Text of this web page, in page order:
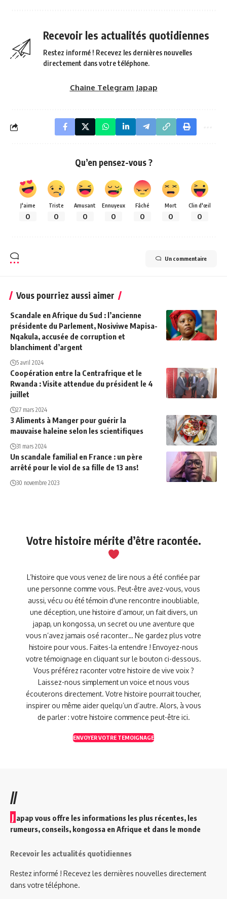
Recevoir les actualités quotidiennes
Restez informé ! Recevez les dernières nouvelles
directement dans votre téléphone.
Chaine Telegram Japap
Qu’en pensez-vous ?
J'aime
0
Triste
0
Amusant
0
Ennuyeux
0
Fâché
0
Mort
0
Clin d'œil
0
Un commentaire
Vous pourriez aussi aimer
Scandale en Afrique du Sud : l’ancienne
présidente du Parlement, Nosiviwe Mapisa-
Nqakula, accusée de corruption et
blanchiment d’argent
5 avril 2024
Coopération entre la Centrafrique et le
Rwanda : Visite attendue du président le 4
juillet
27 mars 2024
3 Aliments à Manger pour guérir la
mauvaise haleine selon les scientifiques
31 mars 2024
Un scandale familial en France : un père
arrêté pour le viol de sa fille de 13 ans!
30 novembre 2023
Votre histoire mérite d’être racontée.
L’histoire que vous venez de lire nous a été confiée par
une personne comme vous. Peut-être avez-vous, vous
aussi, vécu ou été témoin d'une rencontre inoubliable,
une déception, une histoire d’amour, un fait divers, un
japap, un kongossa, un secret ou une aventure que
vous n’avez jamais osé raconter… Ne gardez plus votre
histoire pour vous. Faites-la entendre ! Envoyez-nous
votre témoignage en cliquant sur le bouton ci-dessous.
Vous préférez raconter votre histoire de vive voix ?
Laissez-nous simplement un voice et nous vous
écouterons directement. Votre histoire pourrait toucher,
inspirer ou même aider quelqu’un d’autre. Alors, à vous
de parler : votre histoire commence peut-être ici.
ENVOYER VOTRE TEMOIGNAGE
//
J apap vous offre les informations les plus récentes, les
rumeurs, conseils, kongossa en Afrique et dans le monde
Recevoir les actualités quotidiennes
Restez informé ! Recevez les dernières nouvelles directement
dans votre téléphone.